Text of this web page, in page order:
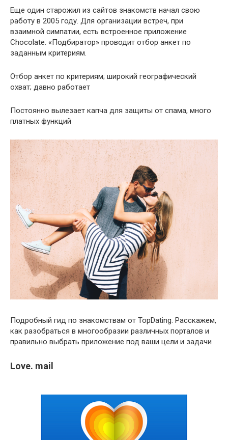
Еще один старожил из сайтов знакомств начал свою
работу в 2005 году. Для организации встреч, при
взаимной симпатии, есть встроенное приложение
Chocolate. «Подбиратор» проводит отбор анкет по
заданным критериям.
Отбор анкет по критериям; широкий географический
охват; давно работает
Постоянно вылезает капча для защиты от спама, много
платных функций
Подробный гид по знакомствам от TopDating. Расскажем,
как разобраться в многообразии различных порталов и
правильно выбрать приложение под ваши цели и задачи
Love. mail